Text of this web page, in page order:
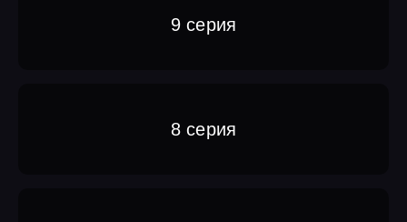
9 серия
8 серия